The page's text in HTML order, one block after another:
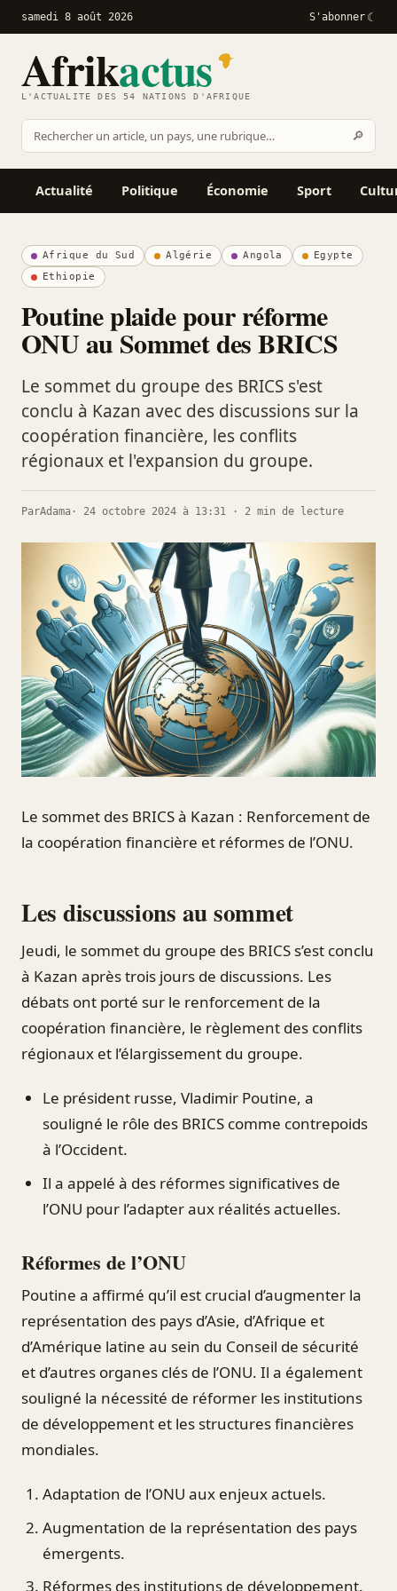
samedi 8 août 2026 S'abonner
Afrikactus
L'ACTUALITÉ DES 54 NATIONS D'AFRIQUE
Rechercher
sur
Afrikactus
🔎
Actualité Politique Économie Sport
Afrique du Sud Algérie Angola
Egypte
Ethiopie
Poutine plaide pour réforme
ONU au Sommet des BRICS
Le sommet du groupe des BRICS s'est
conclu à Kazan avec des discussions sur la
coopération financière, les conflits
régionaux et l'expansion du groupe.
ParAdama · 24 octobre 2024 à 13:31 · 2 min de lecture
Le sommet des BRICS à Kazan : Renforcement de
la coopération financière et réformes de l’ONU.
Les discussions au sommet
Jeudi, le sommet du groupe des BRICS s’est conclu
à Kazan après trois jours de discussions. Les
débats ont porté sur le renforcement de la
coopération financière, le règlement des conflits
régionaux et l’élargissement du groupe.
Le président russe, Vladimir Poutine, a
souligné le rôle des BRICS comme contrepoids
à l’Occident.
Il a appelé à des réformes significatives de
l’ONU pour l’adapter aux réalités actuelles.
Réformes de l’ONU
Poutine a affirmé qu’il est crucial d’augmenter la
représentation des pays d’Asie, d’Afrique et
d’Amérique latine au sein du Conseil de sécurité
et d’autres organes clés de l’ONU. Il a également
souligné la nécessité de réformer les institutions
de développement et les structures financières
mondiales.
Adaptation de l’ONU aux enjeux actuels.
Augmentation de la représentation des pays
émergents.
Réformes des institutions de développement.